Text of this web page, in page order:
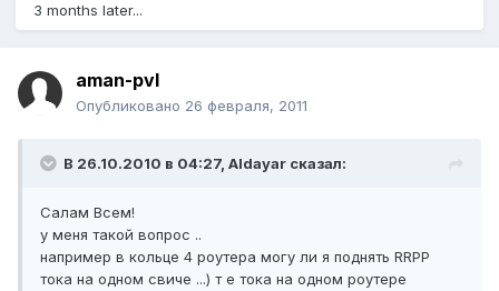
3 months later...
aman-pvl
Опубликовано 26 февраля, 2011
В 26.10.2010 в 04:27, Aldayar сказал:
Салам Всем!
у меня такой вопрос ..
например в кольце 4 роутера могу ли я поднять RRPP
тока на одном свиче ...) т е тока на одном роутере